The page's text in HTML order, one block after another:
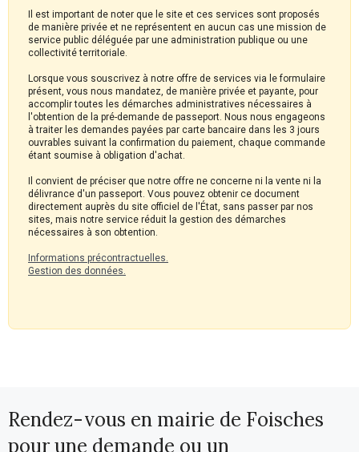
Il est important de noter que le site et ces services sont proposés
de manière privée et ne représentent en aucun cas une mission de
service public déléguée par une administration publique ou une
collectivité territoriale.
Lorsque vous souscrivez à notre offre de services via le formulaire
présent, vous nous mandatez, de manière privée et payante, pour
accomplir toutes les démarches administratives nécessaires à
l'obtention de la pré-demande de passeport. Nous nous engageons
à traiter les demandes payées par carte bancaire dans les 3 jours
ouvrables suivant la confirmation du paiement, chaque commande
étant soumise à obligation d'achat.
Il convient de préciser que notre offre ne concerne ni la vente ni la
délivrance d'un passeport. Vous pouvez obtenir ce document
directement auprès du site officiel de l'État, sans passer par nos
sites, mais notre service réduit la gestion des démarches
nécessaires à son obtention.
Informations précontractuelles.
Gestion des données.
Rendez-vous en mairie de Foisches
pour une demande ou un